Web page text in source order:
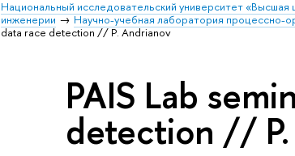
Национальный исследовательский университет «Высшая
инженерии
Научно-учебная лаборатория
data race detection // P. Andrianov
PAIS Lab
detection //